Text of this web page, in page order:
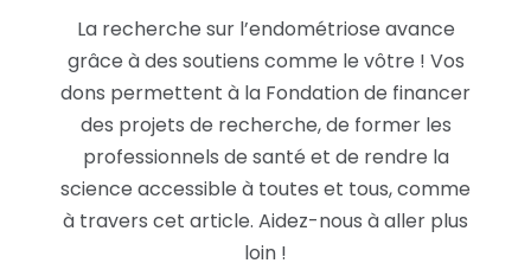
La recherche sur l’endométriose avance
grâce à des soutiens comme le vôtre ! Vos
dons permettent à la Fondation de financer
des projets de recherche, de former les
professionnels de santé et de rendre la
science accessible à toutes et tous, comme
à travers cet article. Aidez-nous à aller plus
loin !